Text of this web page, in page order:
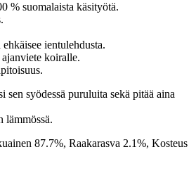
% suomalaista käsityötä.
ientulehdusta.
koiralle.
sen syödessä puruluita sekä pitää aina
lämmössä.
87.7%, Raakarasva 2.1%, Kosteus